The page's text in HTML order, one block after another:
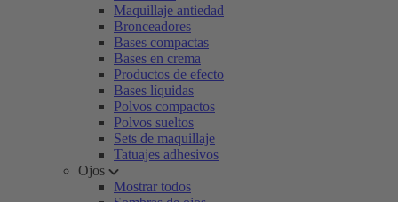
Maquillaje antiedad
Bronceadores
Bases compactas
Bases en crema
Productos de efecto
Bases líquidas
Polvos compactos
Polvos sueltos
Sets de maquillaje
Tatuajes adhesivos
Ojos
Mostrar todos